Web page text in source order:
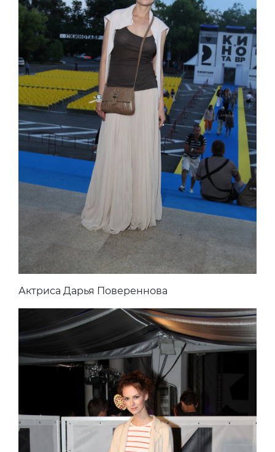
Актриса Дарья Повереннова